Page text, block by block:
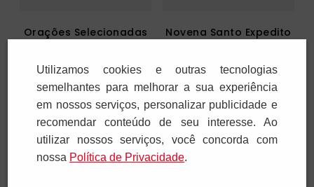
Orações Selecionadas
R$26 90
1xR$26, 90
Adicionar
Novena Santo Expedito
R$ 13,00
1xR$13,00
Adicionar
Utilizamos cookies e outras tecnologias
semelhantes para melhorar a sua experiência
em nossos serviços, personalizar publicidade e
recomendar conteúdo de seu interesse. Ao
utilizar nossos serviços, você concorda com
nossa Polí­tica de Privacidade.